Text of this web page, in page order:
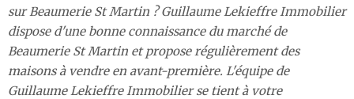
sur Beaumerie St Martin ? Guillaume Lekieffre Immobilier
dispose d'une bonne connaissance du marché de
Beaumerie St Martin et propose régulièrement des
maisons à vendre en avant-première. L'équipe de
Guillaume Lekieffre Immobilier se tient à votre